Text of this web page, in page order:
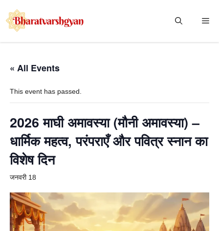
content
« All Events
This event has passed.
2026 माघी अमावस्या (मौनी अमावस्या) –
धार्मिक महत्व, परंपराएँ और पवित्र स्नान का
विशेष दिन
जनवरी 18